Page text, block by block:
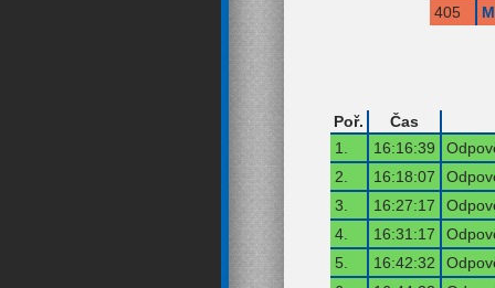
405
Poř.
Čas
1.
16:16:39
2.
16:18:07
3.
16:27:17
4.
16:31:17
5.
16:42:32